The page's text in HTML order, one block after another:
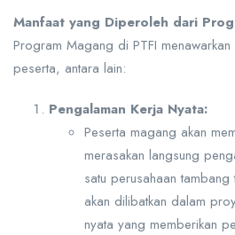
Manfaat yang Diperoleh dari
Program Magang di PTFI
peserta, antara lain:
Pengalaman Kerja Nyata:
Peserta magang akan
merasakan langsung
satu perusahaan
akan dilibatkan dalam
nyata yang memberikan